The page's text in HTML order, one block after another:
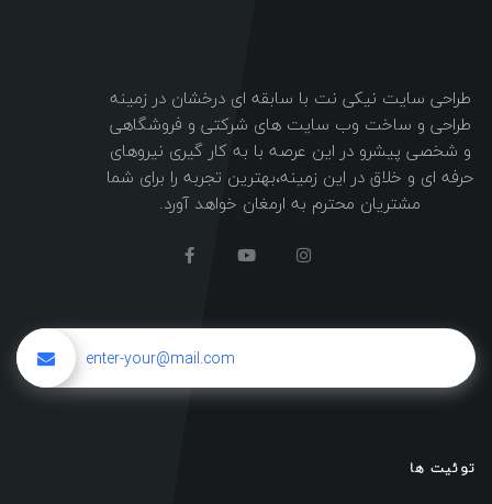
طراحی سایت نیکی نت با سابقه ای درخشان در زمینه
طراحی و ساخت وب سایت های شرکتی و فروشگاهی
و شخصی پیشرو در این عرصه با به کار گیری نیروهای
حرفه ای و خلاق در این زمینه،بهترین تجربه را برای شما
مشتریان محترم به ارمغان خواهد آورد.
توئیت ها